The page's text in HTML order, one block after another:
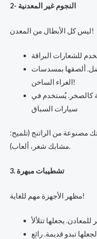
2- النجوم غير المعدنية
ليس كل الأبطال من المعدن!
ألصقها بمسدسات
الغراء الساخن!
كالصخر. يُستخدم في
سيارات السباق
في غرفتك مصنوعة من الراتنج (تلميح:
مشابك شعر، ألعاب).
3. تشطيبات مبهرة
مظهر الأجهزة مهم للغاية!
تبدو قديمة. رائع